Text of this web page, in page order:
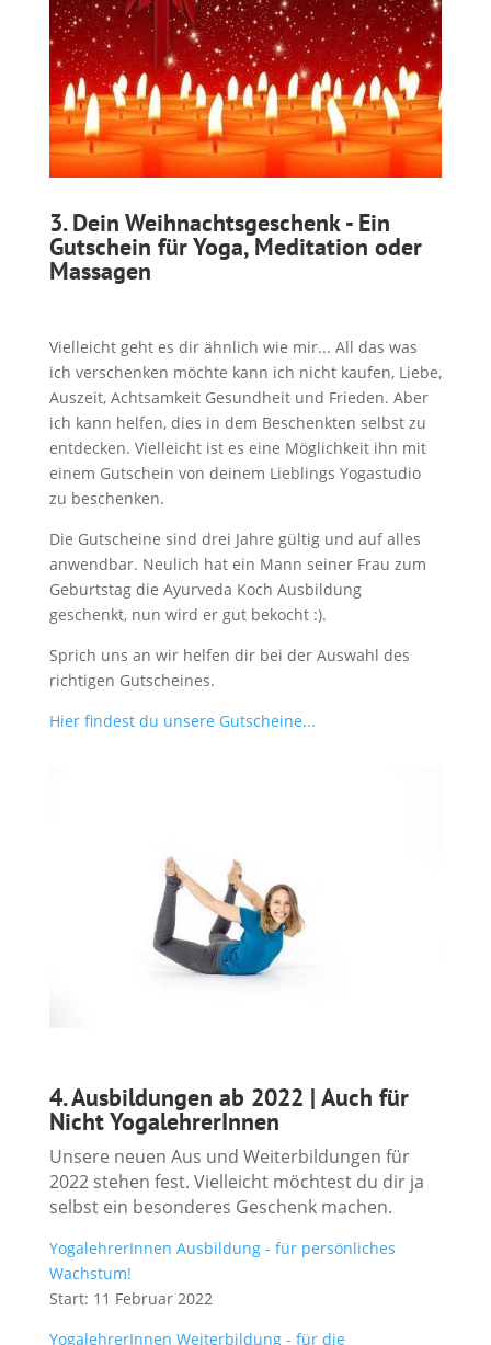
3.Dein Weihnachtsgeschenk - Ein
Gutschein für Yoga, Meditation oder
Massagen
Vielleicht geht es dir ähnlich wie mir... All das was
ich verschenken möchte kann ich nicht kaufen, Liebe,
Auszeit, Achtsamkeit Gesundheit und Frieden. Aber
ich kann helfen, dies in dem Beschenkten selbst zu
entdecken. Vielleicht ist es eine Möglichkeit ihn mit
einem Gutschein von deinem Lieblings Yogastudio
zu beschenken.
Die Gutscheine sind drei Jahre gültig und auf alles
anwendbar. Neulich hat ein Mann seiner Frau zum
Geburtstag die Ayurveda Koch Ausbildung
geschenkt, nun wird er gut bekocht :).
Sprich uns an wir helfen dir bei der Auswahl des
richtigen Gutscheines.
Hier findest du unsere Gutscheine...
4. Ausbildungen ab 2022 | Auch für
Nicht YogalehrerInnen
Unsere neuen Aus und Weiterbildungen für
2022 stehen fest. Vielleicht möchtest du dir ja
selbst ein besonderes Geschenk machen.
YogalehrerInnen Ausbildung - für persönliches
Wachstum!
Start: 11 Februar 2022
YogalehrerInnen Weiterbildung - für die